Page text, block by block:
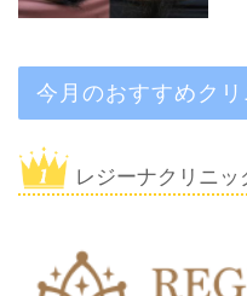
今月のおすすめクリ
レジーナクリニッ